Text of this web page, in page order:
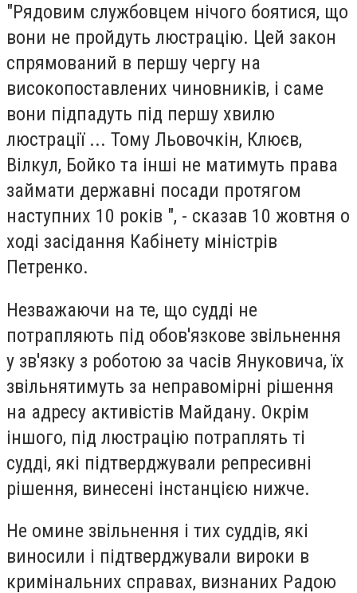
"Рядовим службовцем нічого боятися, що
вони не пройдуть люстрацію. Цей закон
спрямований в першу чергу на
високопоставлених чиновників, і саме
вони підпадуть під першу хвилю
люстрації ... Тому Льовочкін, Клюєв,
Вілкул, Бойко та інші не матимуть права
займати державні посади протягом
наступних 10 років ", - сказав 10 жовтня о
ході засідання Кабінету міністрів
Петренко.
Незважаючи на те, що судді не
потрапляють під обов'язкове звільнення
у зв'язку з роботою за часів Януковича, їх
звільнятимуть за неправомірні рішення
на адресу активістів Майдану. Окрім
іншого, під люстрацію потраплять ті
судді, які підтверджували репресивні
рішення, винесені інстанцією нижче.
Не омине звільнення і тих суддів, які
виносили і підтверджували вироки в
кримінальних справах, визнаних Радою